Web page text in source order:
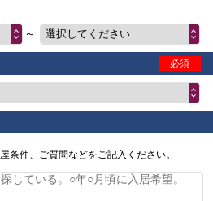
～ 選択してください
必須
条件、ご質問などをご記入ください。